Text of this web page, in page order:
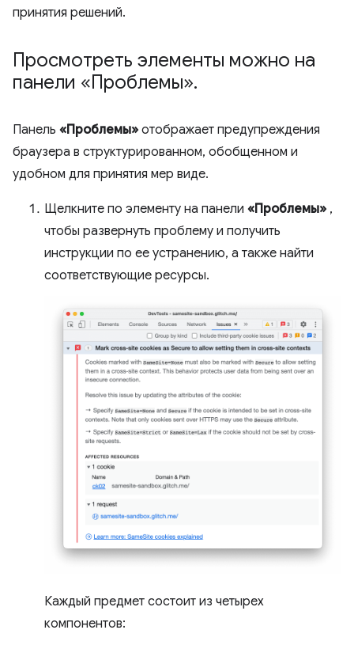
принятия решений.
Просмотреть элементы можно на
панели «Проблемы».
Панель «Проблемы» отображает предупреждения
браузера в структурированном, обобщенном и
удобном для принятия мер виде.
Щелкните по элементу на панели «Проблемы» ,
чтобы развернуть проблему и получить
инструкции по ее устранению, а также найти
соответствующие ресурсы.
Каждый предмет состоит из четырех
компонентов: